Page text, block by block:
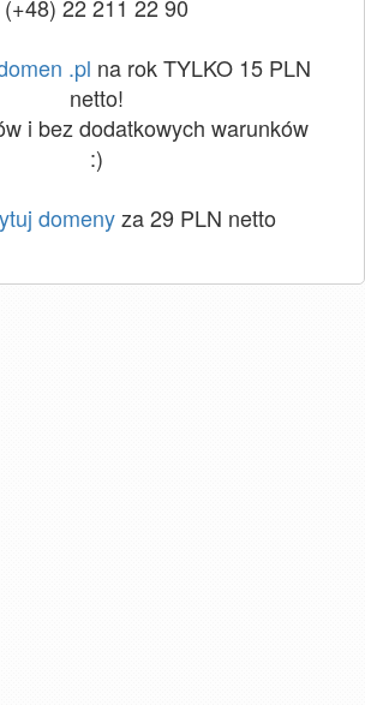
(+48) 22 211 22 90
.pl na rok TYLKO 15 PLN
netto!
i bez dodatkowych warunków
:)
domenyza 29 PLN netto